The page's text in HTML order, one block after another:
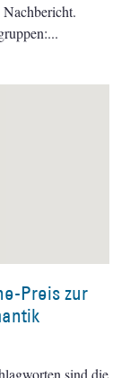
Preis zur
sind die